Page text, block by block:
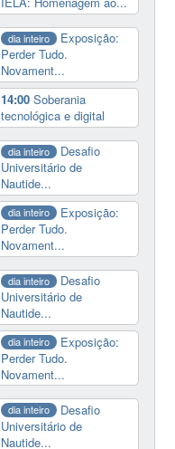
dia inteiro
Exposição:
Perder Tudo.
Novament...
14:00Soberania
tecnológica e digital
dia inteiro
Desafio
Universitário de
Nautide...
dia inteiro
Exposição:
Perder Tudo.
Novament...
dia inteiro
Desafio
Universitário de
Nautide...
dia inteiro
Exposição:
Perder Tudo.
Novament...
dia inteiro
Desafio
Universitário de
Nautide...